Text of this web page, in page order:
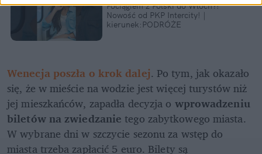
Pociągiem z Polski do Włoch?!
Nowość od PKP Intercity! |
kierunek:PODRÓŻE
Wenecja poszła o krok dalej. Po tym, jak okazało
się, że w mieście na wodzie jest więcej turystów niż
jej mieszkańców, zapadła decyzja o wprowadzeniu
biletów na zwiedzanie tego zabytkowego miasta.
W wybrane dni w szczycie sezonu za wstęp do
miasta trzeba zapłacić 5 euro. Bilety są